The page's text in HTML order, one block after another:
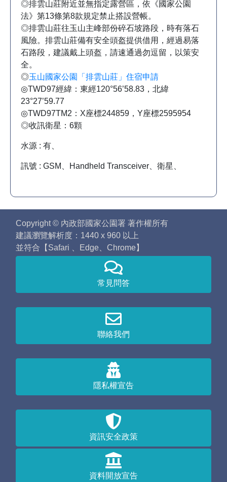
◎排雲山莊附近並無指定露營區，依《國家公園
法》第13條第8款規定禁止搭設營帳。
◎排雲山莊往玉山主峰部份碎石坡路段，時有落石
風險。排雲山莊備有安全頭盔提供借用，經過易落
石路段，建議戴上頭盔，請速通過勿逗留，以策安
全。
◎玉山國家公園「排雲山莊」住宿申請
◎TWD97經緯：東經120°56’58.83，北緯
23°27’59.77
◎TWD97TM2：X座標244859，Y座標2595954
◎收訊衛星：6顆
水源 : 有、
訊號 : GSM、Handheld Transceiver、衛星、
Copyright © 內政部國家公園署 著作權所有
建議瀏覽解析度：1440 x 960 以上
並符合【Safari 、Edge、Chrome】
常見問答
聯絡我們
隱私權宣告
資訊安全政策
資料開放宣告